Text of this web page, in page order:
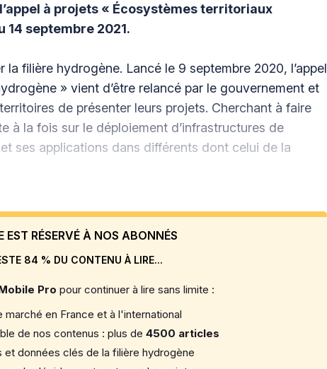
à projets « Écosystèmes territoriaux
14 septembre 2021.
filière hydrogène. Lancé le 9 septembre 2020, l’appel
» vient d’être relancé par le gouvernement et
de présenter leurs projets. Cherchant à faire
à la fois sur le déploiement d’infrastructures de
ses applications dans différents dont celui de la
EST RÉSERVÉ À NOS ABONNÉS
84 % DU CONTENU À LIRE...
Pro pour continuer à lire sans limite :
marché en France et à l'international
de nos contenus : plus de 4500 articles
et données clés de la filière hydrogène